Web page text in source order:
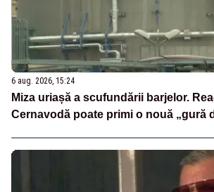
6 aug. 2026, 15:24
Miza uriașă a scufundării barjelor.
Cernavodă poate primi o nouă „gură